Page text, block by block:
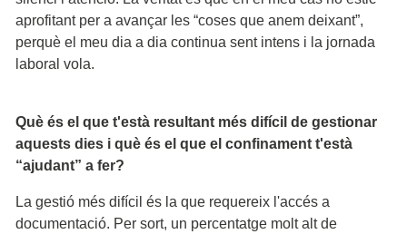
aprofitant per a avançar les “coses que anem deixant”,
perquè el meu dia a dia continua sent intens i la jornada
laboral vola.
Què és el que t'està resultant més difícil de gestionar
aquests dies i què és el que el confinament t'està
“ajudant” a fer?
La gestió més difícil és la que requereix l'accés a
documentació. Per sort, un percentatge molt alt de